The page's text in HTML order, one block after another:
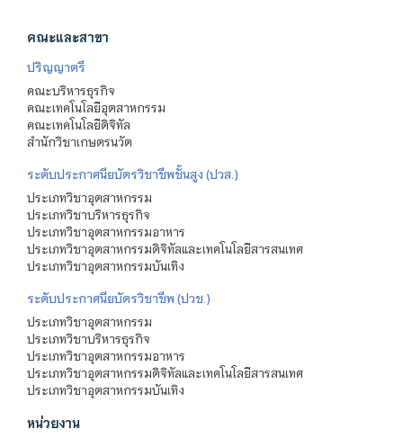
คณะและสาขา
ปริญญาตรี
คณะบริหารธุรกิจ
คณะเทคโนโลยีอุตสาหกรรม
คณะเทคโนโลยีดิจิทัล
สำนักวิชาเกษตรนวัต
ระดับประกาศนียบัตรวิชาชีพชั้นสูง (ปวส.)
ประเภทวิชาอุตสาหกรรม
ประเภทวิชาบริหารธุรกิจ
ประเภทวิชาอุตสาหกรรมอาหาร
ประเภทวิชาอุตสาหกรรมดิจิทัลและเทคโนโลยีสารสนเทศ
ประเภทวิชาอุตสาหกรรมบันเทิง
ระดับประกาศนียบัตรวิชาชีพ (ปวช.)
ประเภทวิชาอุตสาหกรรม
ประเภทวิชาบริหารธุรกิจ
ประเภทวิชาอุตสาหกรรมอาหาร
ประเภทวิชาอุตสาหกรรมดิจิทัลและเทคโนโลยีสารสนเทศ
ประเภทวิชาอุตสาหกรรมบันเทิง
หน่วยงาน